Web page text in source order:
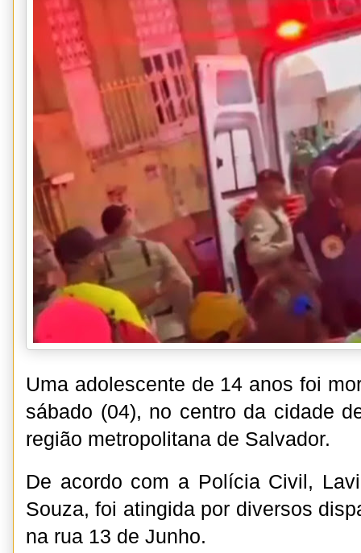
Uma adolescente de 14 anos foi
sábado (04), no centro da cidade
região metropolitana de Salvador.
De acordo com a Polícia Civil,
Souza, foi atingida por diversos
na rua 13 de Junho.